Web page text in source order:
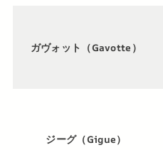
ガヴォット（Gavotte）
ジーグ（Gigue）